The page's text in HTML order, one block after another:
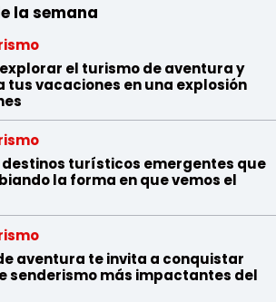
la semana
el turismo de aventura y
vacaciones en una explosión
destinos turísticos emergentes que
la forma en que vemos el
aventura te invita a conquistar
senderismo más impactantes del